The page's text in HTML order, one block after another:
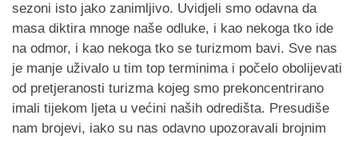
sezoni isto jako zanimljivo. Uvidjeli smo odavna da
masa diktira mnoge naše odluke, i kao nekoga tko ide
na odmor, i kao nekoga tko se turizmom bavi. Sve nas
je manje uživalo u tim top terminima i počelo obolijevati
od pretjeranosti turizma kojeg smo prekoncentrirano
imali tijekom ljeta u većini naših odredišta. Presudiše
nam brojevi, iako su nas odavno upozoravali brojnim